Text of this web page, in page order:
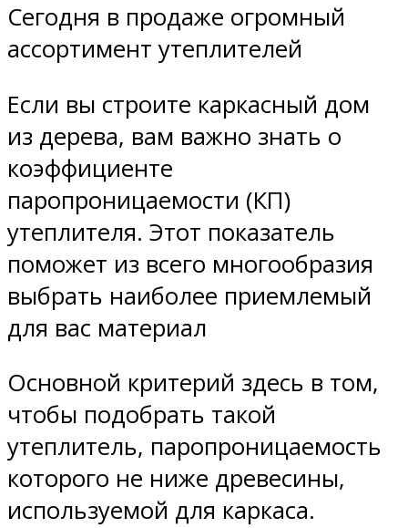
Сегодня в продаже огромный
ассортимент утеплителей
Если вы строите каркасный дом
из дерева, вам важно знать о
коэффициенте
паропроницаемости (КП)
утеплителя. Этот показатель
поможет из всего многообразия
выбрать наиболее приемлемый
для вас материал
Основной критерий здесь в том,
чтобы подобрать такой
утеплитель, паропроницаемость
которого не ниже древесины,
используемой для каркаса.